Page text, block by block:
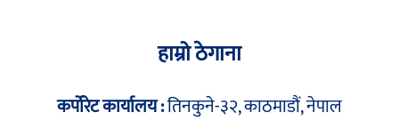
हाम्रो ठेगाना
कर्पोरेट कार्यालय :तिनकुने-३२, काठमाडौं, नेपाल